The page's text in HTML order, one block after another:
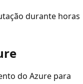
durante horas
do Azure para